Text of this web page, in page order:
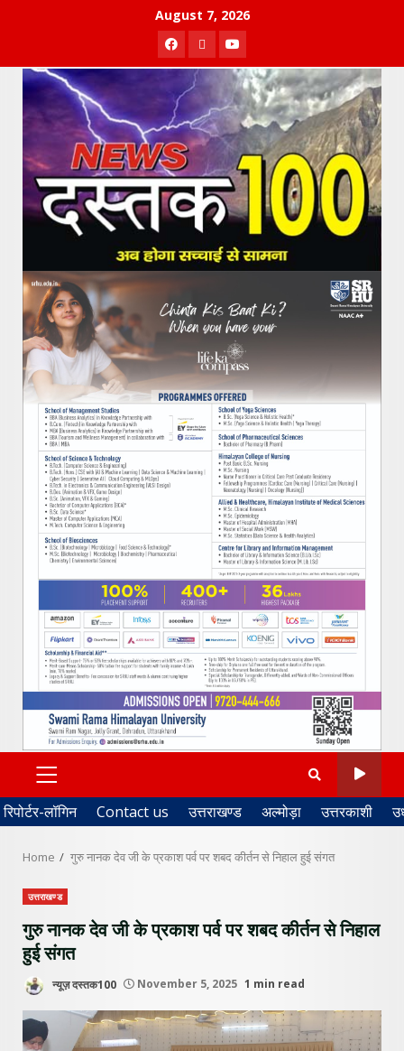
August 7, 2026
Facebook
TwitterYoutube
PRIMARY
MENU
रिपोर्टर-लॉगिन Contact us उत्तराखण्ड अल्मोड़ा उत्तरकाशी
Home गुरु नानक देव जी के प्रकाश पर्व पर शबद कीर्तन से निहाल हुई संगत
उत्तराखण्ड
गुरु नानक देव जी के प्रकाश पर्व पर शबद कीर्तन से निहाल
हुई संगत
न्यूज़ दस्तक100 November 5, 2025 1 min read